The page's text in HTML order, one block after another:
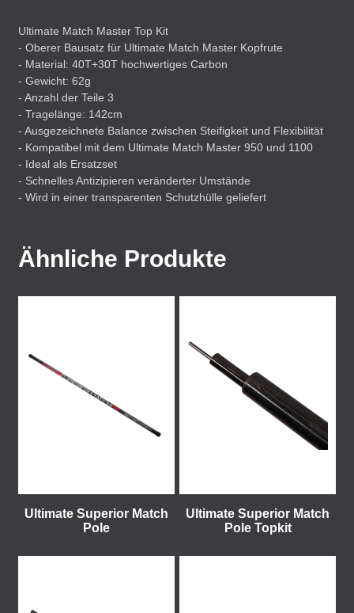
Ultimate Match Master Top Kit
- Oberer Bausatz für Ultimate Match Master Kopfrute
- Material: 40T+30T hochwertiges Carbon
- Gewicht: 62g
- Anzahl der Teile 3
- Tragelänge: 142cm
- Ausgezeichnete Balance zwischen Steifigkeit und Flexibilität
- Kompatibel mit dem Ultimate Match Master 950 und 1100
- Ideal als Ersatzset
- Schnelles Antizipieren veränderter Umstände
- Wird in einer transparenten Schutzhülle geliefert
Ähnliche Produkte
Ultimate Superior Match
Pole
Ultimate Superior Match
Pole Topkit